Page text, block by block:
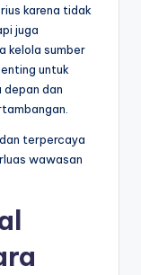
karena tidak
juga
kelola sumber
untuk
depan dan
terpercaya
wawasan